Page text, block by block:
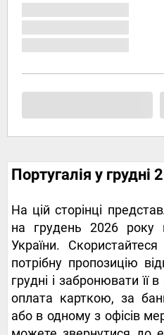
Португалія у грудні
На цій сторінці
на грудень 2026 року
України.
потрібну пропозицію
грудні і забронювати її
оплата карткою, за
або в одному з офісів